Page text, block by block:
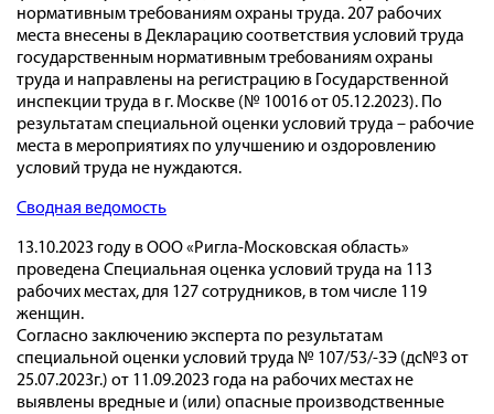
нормативным требованиям охраны труда. 207 рабочих
места внесены в Декларацию соответствия условий труда
государственным нормативным требованиям охраны
труда и направлены на регистрацию в Государственной
инспекции труда в г. Москве (№ 10016 от 05.12.2023). По
результатам специальной оценки условий труда – рабочие
места в мероприятиях по улучшению и оздоровлению
условий труда не нуждаются.
Сводная ведомость
13.10.2023 году в ООО «Ригла-Московская область»
проведена Специальная оценка условий труда на 113
рабочих местах, для 127 сотрудников, в том числе 119
женщин.
Согласно заключению эксперта по результатам
специальной оценки условий труда № 107/53/-ЗЭ (дс№3 от
25.07.2023г.) от 11.09.2023 года на рабочих местах не
выявлены вредные и (или) опасные производственные